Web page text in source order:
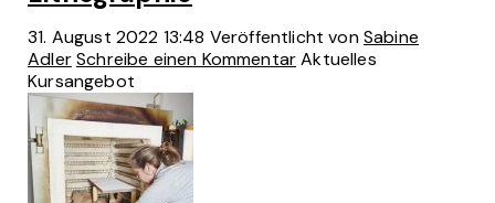
31. August 2022 13:48 Veröffentlicht vonSabine
AdlerSchreibe einen Kommentar Aktuelles
Kursangebot